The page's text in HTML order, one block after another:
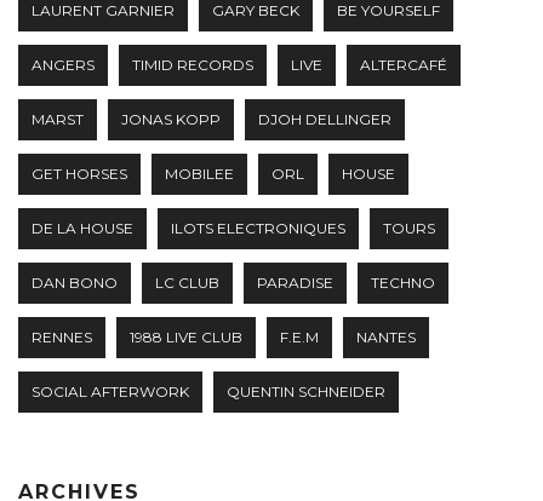
LAURENT GARNIER GARY BECK BE YOURSELF
ANGERS TIMID RECORDS LIVE ALTERCAFÉ
MARST JONAS KOPP DJOH DELLINGER
GET HORSES MOBILEE ORL HOUSE
DE LA HOUSE ILOTS ELECTRONIQUES TOURS
DAN BONO LC CLUB PARADISE TECHNO
RENNES 1988 LIVE CLUB F.E.M NANTES
SOCIAL AFTERWORK QUENTIN SCHNEIDER
ARCHIVES